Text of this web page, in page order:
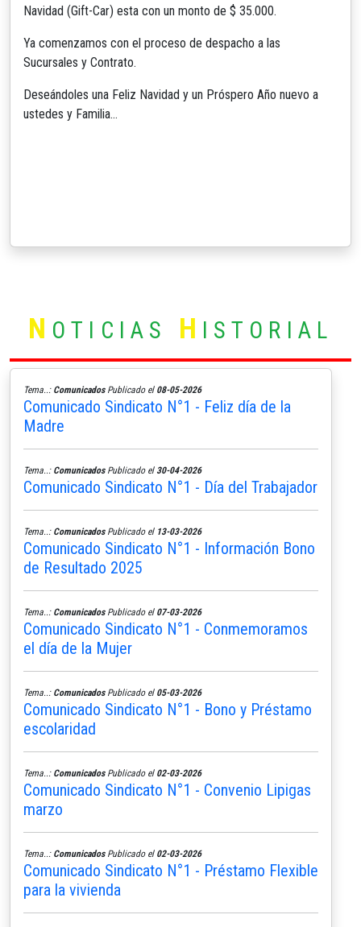
Navidad (Gift-Car) esta con un monto de $ 35.000.
Ya comenzamos con el proceso de despacho a las
Sucursales y Contrato.
Deseándoles una Feliz Navidad y un Próspero Año nuevo a
ustedes y Familia…
N OTICIAS H ISTORIAL
Tema..: ComunicadosPublicado el 08-05-2026
Comunicado Sindicato N°1 - Feliz día de la
Madre
Tema..: ComunicadosPublicado el 30-04-2026
Comunicado Sindicato N°1 - Día del Trabajador
Tema..: ComunicadosPublicado el 13-03-2026
Comunicado Sindicato N°1 - Información Bono
de Resultado 2025
Tema..: ComunicadosPublicado el 07-03-2026
Comunicado Sindicato N°1 - Conmemoramos
el día de la Mujer
Tema..: ComunicadosPublicado el 05-03-2026
Comunicado Sindicato N°1 - Bono y Préstamo
escolaridad
Tema..: ComunicadosPublicado el 02-03-2026
Comunicado Sindicato N°1 - Convenio Lipigas
marzo
Tema..: ComunicadosPublicado el 02-03-2026
Comunicado Sindicato N°1 - Préstamo Flexible
para la vivienda